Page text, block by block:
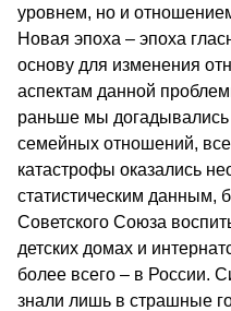
уровнем, но и
Новая эпоха – эпоха
основу для изменения
аспектам данной
раньше мы
семейных отношений,
катастрофы оказались
статистическим данным,
Советского Союза
детских домах и
более всего – в России.
знали лишь в страшные